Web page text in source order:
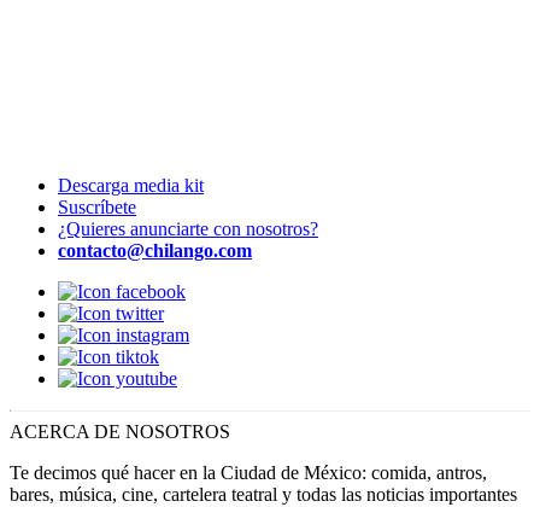
Descarga media kit
Suscríbete
¿Quieres anunciarte con nosotros?
contacto@chilango.com
ACERCA DE NOSOTROS
Te decimos qué hacer en la Ciudad de México: comida, antros,
bares, música, cine, cartelera teatral y todas las noticias importantes